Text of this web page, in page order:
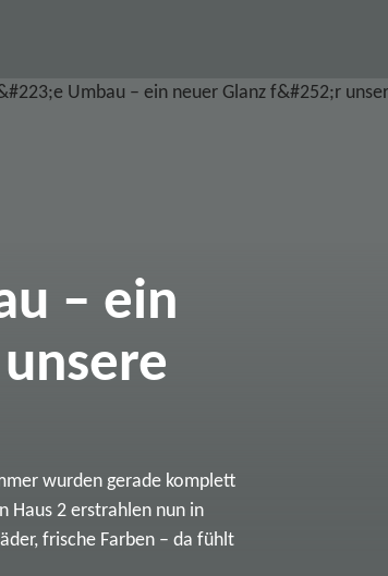
– ein
wurden gerade komplett
Haus 2 erstrahlen nun in
frische Farben – da fühlt